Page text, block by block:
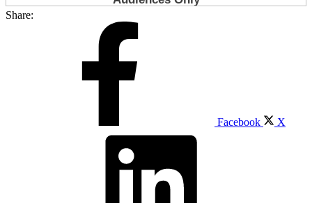
Share:
Facebook X